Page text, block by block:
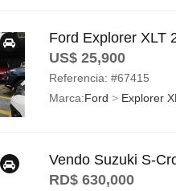
Ford Explorer XLT
US$ 25,900
Referencia: #67415
Marca:Ford > Explorer
Vendo Suzuki S-
RD$ 630,000